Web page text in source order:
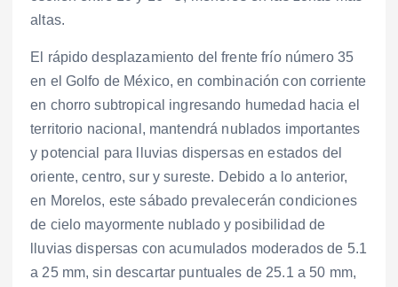
altas.
El rápido desplazamiento del frente frío número 35
en el Golfo de México, en combinación con corriente
en chorro subtropical ingresando humedad hacia el
territorio nacional, mantendrá nublados importantes
y potencial para lluvias dispersas en estados del
oriente, centro, sur y sureste. Debido a lo anterior,
en Morelos, este sábado prevalecerán condiciones
de cielo mayormente nublado y posibilidad de
lluvias dispersas con acumulados moderados de 5.1
a 25 mm, sin descartar puntuales de 25.1 a 50 mm,